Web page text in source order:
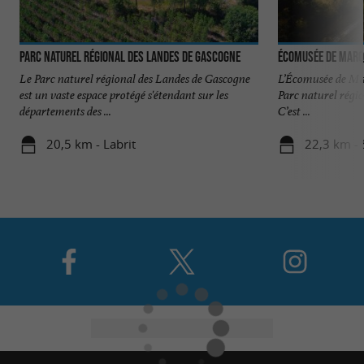
Parc naturel régional des Landes de Gascogne
Le Parc naturel régional des Landes de Gascogne
est un vaste espace protégé s'étendant sur les
départements des ...
20,5 km - Labrit
Écomusée de
L’Écomusée de
Parc naturel
C’est ...
22,3 km -